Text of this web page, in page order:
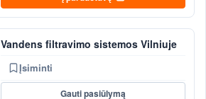
Vandens filtravimo sistemos Vilniuje
Įsiminti
Gauti pasiūlymą